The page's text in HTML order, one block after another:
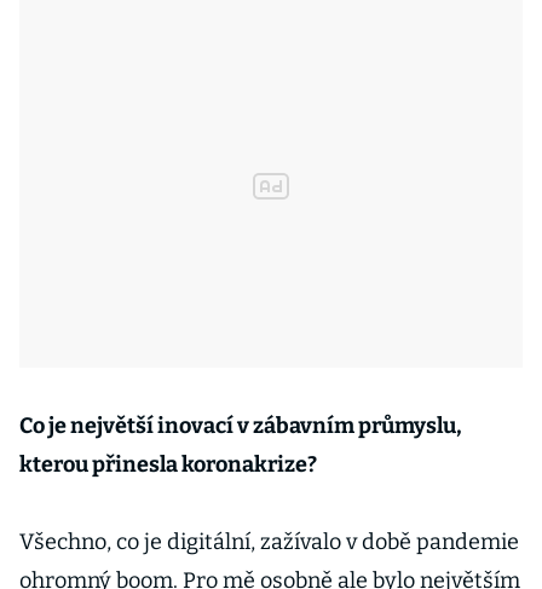
Co je největší inovací v zábavním průmyslu,
kterou přinesla koronakrize?
Všechno, co je digitální, zažívalo v době pandemie
ohromný boom. Pro mě osobně ale bylo největším